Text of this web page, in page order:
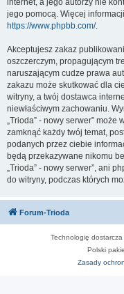
internet, a jego autorzy nie
jego pomocą. Więcej
https://www.phpbb.com/.
Akceptujesz zakaz
oszczerczym, propagującym
naruszającym cudze prawa
zakazu może skutkować dla
witryny, a twój dostawca
niewłaściwym zachowaniu.
„Trioda” - nowy serwer”
zamknąć każdy twój temat,
podanych przez ciebie
będą przekazywane nikomu
„Trioda” - nowy serwer”, ani
do witryny, podczas których
Forum-Trioda
Technologię dostarcza
Polski
Zasady